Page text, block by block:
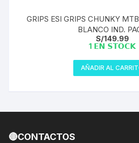
GRIPS ESI GRIPS CHUNKY
BLANCO IND.
S/149.99
1 𝗘𝗡 𝗦𝗧𝗢𝗖𝗞
AÑADIR AL
🔴CONTACTOS